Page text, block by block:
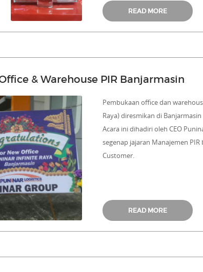
READ MORE
& Warehouse PIR Banjarmasin
Pembukaan office dan
Raya) diresmikan di
Acara ini dihadiri oleh CEO
segenap jajaran Manajemen
Customer.
READ MORE